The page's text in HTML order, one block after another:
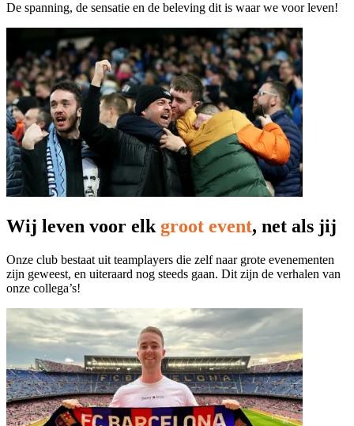
De spanning, de sensatie en de beleving dit is waar we voor leven!
Wij leven voor elk groot event, net als jij
Onze club bestaat uit teamplayers die zelf naar grote evenementen
zijn geweest, en uiteraard nog steeds gaan. Dit zijn de verhalen van
onze collega’s!